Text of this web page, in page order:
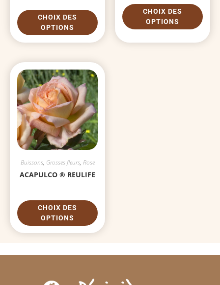
CHOIX DES
OPTIONS
CHOIX DES
OPTIONS
Buissons, Grosses fleurs, Rose
ACAPULCO ® REULIFE
CHOIX DES
OPTIONS